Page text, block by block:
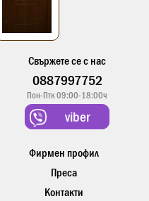
Свържете се с нас
0887997752
Пон-Птк 09:00-18:00ч
viber
Фирмен профил
Преса
Контакти